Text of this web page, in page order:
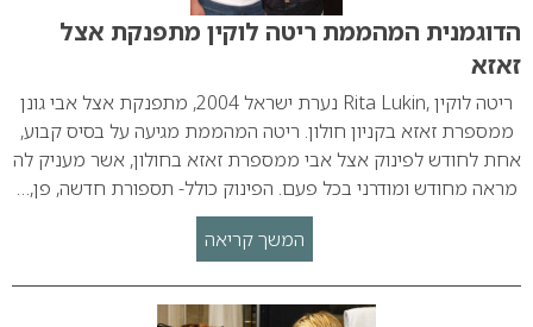
הדוגמנית המהממת ריטה לוקין מתפנקת אצל
זאזא
ריטה לוקין ,Rita Lukin נערת ישראל 2004, מתפנקת אצל אבי גונן
ממספרת זאזא בקניון חולון. ריטה המהממת מגיעה על בסיס קבוע,
אחת לחודש לפינוק אצל אבי ממספרת זאזא בחולון, אשר מעניק לה
מראה מחודש ומודרני בכל פעם. הפינוק כולל- תספורת חדשה, פן,…
המשך קריאה